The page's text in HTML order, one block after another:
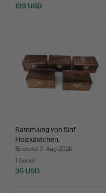
139 USD
Sammlung von fünf
Holzkästchen.
Beendet 3. Aug 2026
1 Gebot
35 USD